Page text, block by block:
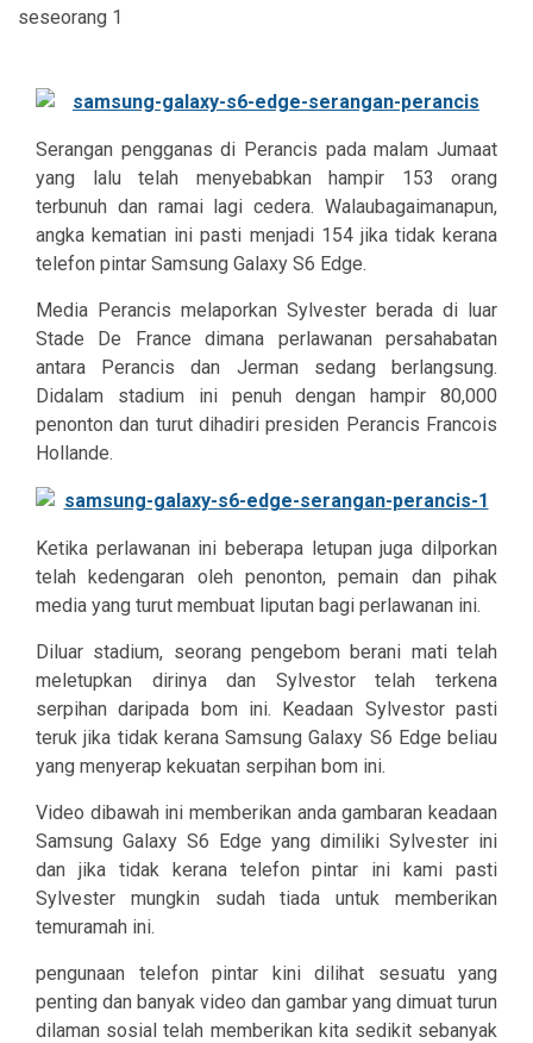
Serangan pengganas di Perancis pada malam Jumaat
yang lalu telah menyebabkan hampir 153 orang
terbunuh dan ramai lagi cedera. Walaubagaimanapun,
angka kematian ini pasti menjadi 154 jika tidak kerana
telefon pintar Samsung Galaxy S6 Edge.
Media Perancis melaporkan Sylvester berada di luar
Stade De France dimana perlawanan persahabatan
antara Perancis dan Jerman sedang berlangsung.
Didalam stadium ini penuh dengan hampir 80,000
penonton dan turut dihadiri presiden Perancis Francois
Hollande.
Ketika perlawanan ini beberapa letupan juga dilporkan
telah kedengaran oleh penonton, pemain dan pihak
media yang turut membuat liputan bagi perlawanan ini.
Diluar stadium, seorang pengebom berani mati telah
meletupkan dirinya dan Sylvestor telah terkena
serpihan daripada bom ini. Keadaan Sylvestor pasti
teruk jika tidak kerana Samsung Galaxy S6 Edge beliau
yang menyerap kekuatan serpihan bom ini.
Video dibawah ini memberikan anda gambaran keadaan
Samsung Galaxy S6 Edge yang dimiliki Sylvester ini
dan jika tidak kerana telefon pintar ini kami pasti
Sylvester mungkin sudah tiada untuk memberikan
temuramah ini.
pengunaan telefon pintar kini dilihat sesuatu yang
penting dan banyak video dan gambar yang dimuat turun
dilaman sosial telah memberikan kita sedikit sebanyak